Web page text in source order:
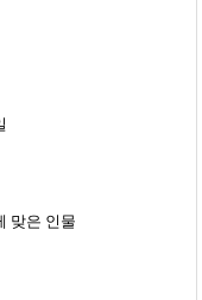
맞은 인물